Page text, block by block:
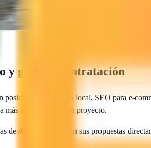
y guía de contratación
posicionamiento web local, SEO para e-
más adecuada para tu proyecto.
de Almonte te envían sus propuestas